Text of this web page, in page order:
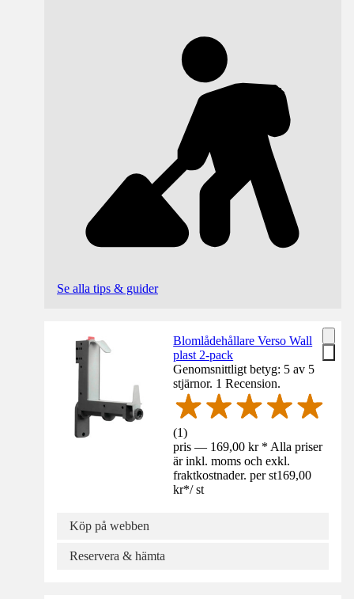
Se alla tips & guider
Blomlådehållare Verso Wall
plast 2-pack
Genomsnittligt betyg: 5 av 5
stjärnor. 1 Recension.
(1)
pris — 169,00 kr * Alla priser
är inkl. moms och exkl.
fraktkostnader. per st169,00
kr*/ st
Köp på webben
Reservera & hämta